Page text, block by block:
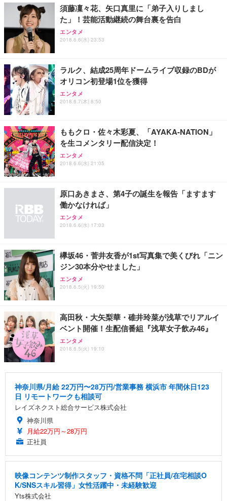
須藤凜々花、矢口真里に「弟子入りしまし
た」！芸能活動継続の舞台裏を告白
エンタメ
2018.6.6(水) 23:53
ラルク、結成25周年ドームライブ収録のBDが
オリコン初登場1位を獲得
エンタメ
2018.6.7(木) 8:50
ももクロ・佐々木彩夏、「AYAKA-NATION」
を生コメンタリー配信決定！
エンタメ
2018.6.6(水) 21:05
原口あきまさ、第4子の誕生を報告「ますます
働かなければ」
エンタメ
2018.6.6(水) 17:03
欅坂46・菅井友香が1st写真集で美くびれ「ニン
ジン30本分やせました」
エンタメ
2018.6.5(火) 19:50
高田秋・大矢梨華・碓井玲菜が浅草でリアルイ
ベント開催！生配信番組『浅草女子飲み46』
エンタメ
2018.6.5(火) 19:10
神奈川県/月給 22万円〜28万円/営業事務 横浜市 年間休日123
日 リモートワークも相談可
レイズネクスト総合サービス株式会社
神奈川県
月給22万円～28万円
正社員
映像コンテンツ制作スタッフ・資格不問「正社員/在宅相談O
K/SNSスキル習得」女性活躍中・未経験歓迎
Yts株式会社